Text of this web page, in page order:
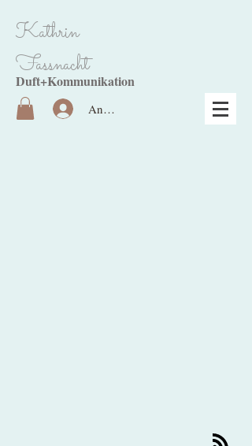
Kathrin
Fassnacht
Duft+Kommunikation
Anmelden